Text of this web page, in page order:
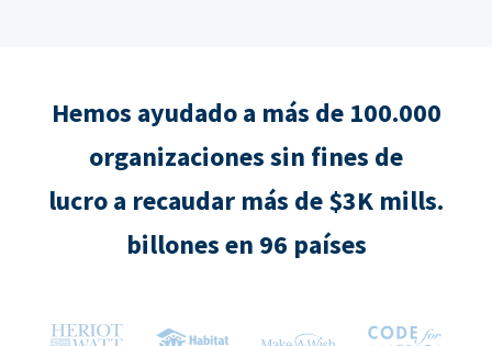
Hemos ayudado a más de 100.000
organizaciones sin fines de
lucro a recaudar más de $3K mills.
billones en 96 países